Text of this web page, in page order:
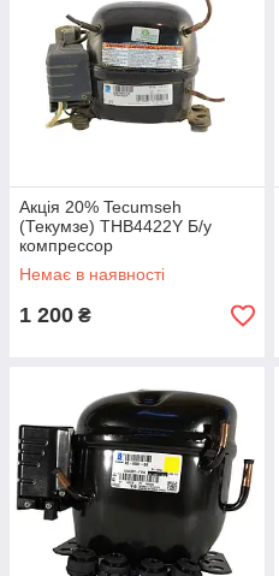
Акція 20% Tecumseh
(Текумзе) THB4422Y Б/у
компрессор
Немає в наявності
1 200 ₴